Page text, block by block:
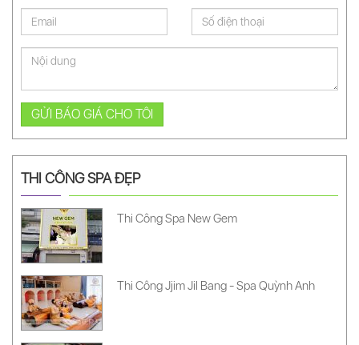
GỬI BÁO GIÁ CHO TÔI
THI CÔNG SPA ĐẸP
Thi Công Spa New Gem
Thi Công Jjim Jil Bang - Spa Quỳnh Anh